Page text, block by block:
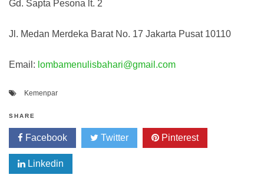
Gd. Sapta Pesona lt. 2
Jl. Medan Merdeka Barat No. 17 Jakarta Pusat 10110
Email: lombamenulisbahari@gmail.com
Kemenpar
SHARE
Facebook Twitter Pinterest
Linkedin